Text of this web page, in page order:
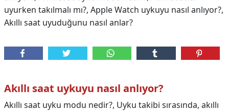
uyurken takılmalı mı?, Apple Watch uykuyu nasıl anlıyor?,
Akıllı saat uyuduğunu nasıl anlar?
Akıllı saat uykuyu nasıl anlıyor?
Akıllı saat uyku modu nedir?, Uyku takibi sırasında, akıllı